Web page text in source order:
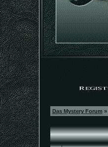
Das Mystery Forum »